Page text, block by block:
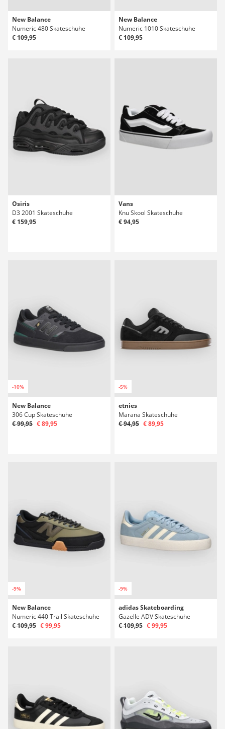
New Balance
Numeric 480 Skateschuhe
€ 109,95
New Balance
Numeric 1010 Skateschuhe
€ 109,95
Osiris
D3 2001 Skateschuhe
€ 159,95
Vans
Knu Skool Skateschuhe
€ 94,95
-10%
New Balance
306 Cup Skateschuhe
€ 99,95 € 89,95
-5%
etnies
Marana Skateschuhe
€ 94,95 € 89,95
-9%
New Balance
Numeric 440 Trail Skateschuhe
€ 109,95 € 99,95
-9%
adidas Skateboarding
Gazelle ADV Skateschuhe
€ 109,95 € 99,95